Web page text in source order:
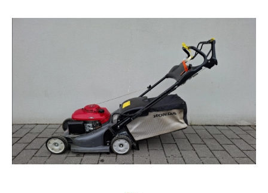
Reclamação de garantia
Licença de estabelecimento"
Política de Privacidade
Contato